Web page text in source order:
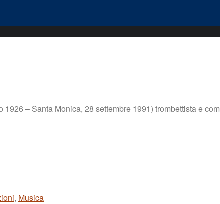
– Santa Monica, 28 settembre 1991) trombettista e
, Musica